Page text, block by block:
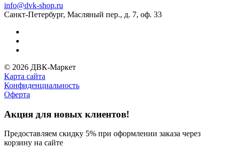
info@dvk-shop.ru
Санкт-Петербург, Масляный пер., д. 7, оф. 33
© 2026 ДВК-Маркет
Карта сайта
Конфиденциальность
Оферта
Акция для новых клиентов!
Предоставляем скидку 5% при оформлении заказа через
корзину на сайте